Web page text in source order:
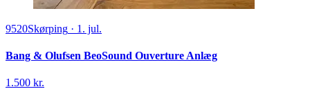
9520Skørping · 1. jul.
Bang & Olufsen BeoSound Ouverture Anlæg
1.500 kr.